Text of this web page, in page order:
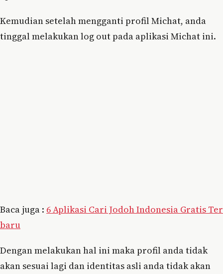
Kemudian setelah mengganti profil Michat, anda
tinggal melakukan log out pada aplikasi Michat ini.
Baca juga : 6 Aplikasi Cari Jodoh Indonesia Gratis Ter
baru
Dengan melakukan hal ini maka profil anda tidak
akan sesuai lagi dan identitas asli anda tidak akan